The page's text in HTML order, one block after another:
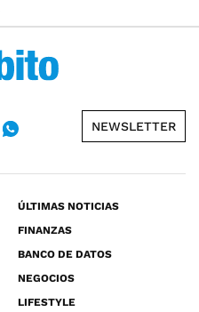
NEWSLETTER
ÚLTIMAS NOTICIAS
FINANZAS
BANCO DE DATOS
NEGOCIOS
LIFESTYLE